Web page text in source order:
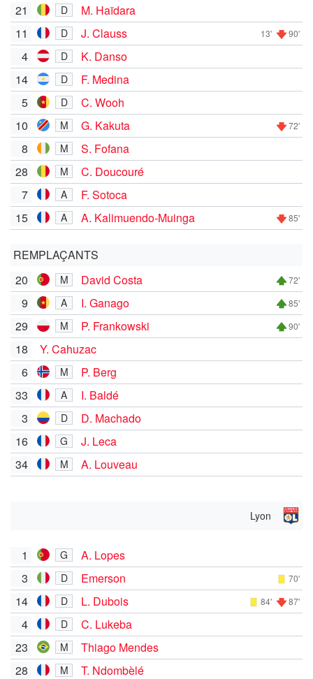
21
D
M. Haïdara
11
D J. Clauss 13' 90'
4 D
K. Danso
14
D
F. Medina
5
D
C. Wooh
10
M G. Kakuta 72'
8 M
S. Fofana
28
M
C. Doucouré
7
A
F. Sotoca
15
A A. Kalimuendo-Muinga 85'
REMPLAÇANTS
20
M David Costa 72'
9 A I. Ganago 85'
29 M P. Frankowski 90'
18
Y. Cahuzac
6
M
P. Berg
33
A
I. Baldé
3
D
D. Machado
16
G
J. Leca
34
M A. Louveau
Lyon
1 G
A. Lopes
3
D Emerson 70'
14 D L. Dubois 84' 87'
4 D
C. Lukeba
23
M
Thiago Mendes
28
M
T. Ndombèlé